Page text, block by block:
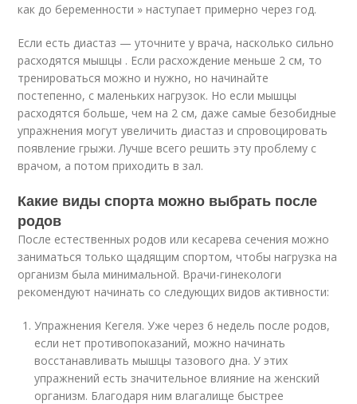
как до беременности » наступает примерно через год.
Если есть диастаз — уточните у врача, насколько сильно
расходятся мышцы . Если расхождение меньше 2 см, то
тренироваться можно и нужно, но начинайте
постепенно, с маленьких нагрузок. Но если мышцы
расходятся больше, чем на 2 см, даже самые безобидные
упражнения могут увеличить диастаз и спровоцировать
появление грыжи. Лучше всего решить эту проблему с
врачом, а потом приходить в зал.
Какие виды спорта можно выбрать после
родов
После естественных родов или кесарева сечения можно
заниматься только щадящим спортом, чтобы нагрузка на
организм была минимальной. Врачи-гинекологи
рекомендуют начинать со следующих видов активности:
Упражнения Кегеля. Уже через 6 недель после родов,
если нет противопоказаний, можно начинать
восстанавливать мышцы тазового дна. У этих
упражнений есть значительное влияние на женский
организм. Благодаря ним влагалище быстрее